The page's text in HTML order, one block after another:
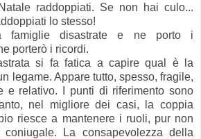
raddoppiati. Se non hai culo...
lo stesso!
famiglie disastrate e ne porto i
porterò i ricordi.
si fa fatica a capire qual è la
legame. Appare tutto, spesso, fragile,
e relativo. I punti di riferimento sono
nel migliore dei casi, la coppia
riesce a mantenere i ruoli, pur non
La consapevolezza della